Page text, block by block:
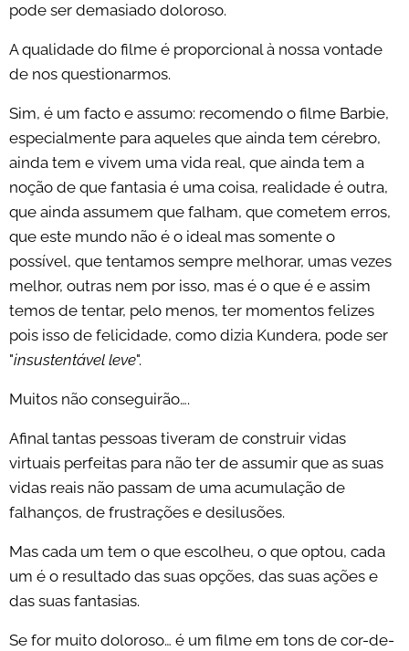
pode ser demasiado doloroso.
A qualidade do filme é proporcional à nossa vontade
de nos questionarmos.
Sim, é um facto e assumo: recomendo o filme Barbie,
especialmente para aqueles que ainda tem cérebro,
ainda tem e vivem uma vida real, que ainda tem a
noção de que fantasia é uma coisa, realidade é outra,
que ainda assumem que falham, que cometem erros,
que este mundo não é o ideal mas somente o
possível, que tentamos sempre melhorar, umas vezes
melhor, outras nem por isso, mas é o que é e assim
temos de tentar, pelo menos, ter momentos felizes
pois isso de felicidade, como dizia Kundera, pode ser
"insustentável leve".
Muitos não conseguirão….
Afinal tantas pessoas tiveram de construir vidas
virtuais perfeitas para não ter de assumir que as suas
vidas reais não passam de uma acumulação de
falhanços, de frustrações e desilusões.
Mas cada um tem o que escolheu, o que optou, cada
um é o resultado das suas opções, das suas ações e
das suas fantasias.
Se for muito doloroso… é um filme em tons de cor-de-